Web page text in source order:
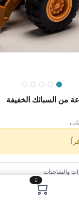
0
من السبائك الخفيفة
والشاحنات